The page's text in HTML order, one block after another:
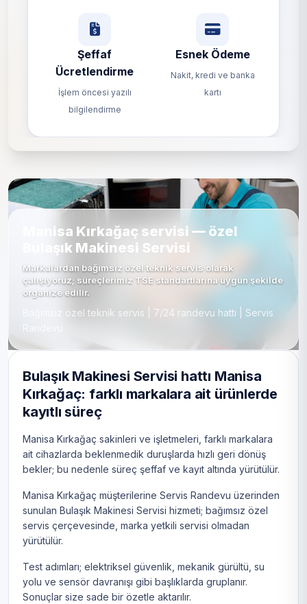
Şeffaf
Ücretlendirme
İşlem öncesi yazılı
bilgilendirme
Esnek Ödeme
Nakit, kredi ve banka
kartı
Manisa Kırkağaç servisi — özel
Bulaşık Makinesi Servisi
Markalardan bağımsız özel teknik servis olarak
çalışıyoruz; süreçlerimiz TSE standartlarına uygun şekilde
organize edilir.
Bağımsız özel teknik servis | 7/24 randevu hattı | Servis
Bulaşık Makinesi Servisi hattı Manisa
Kırkağaç: farklı markalara ait ürünlerde
kayıtlı süreç
Manisa Kırkağaç sakinleri ve işletmeleri, farklı markalara
ait cihazlarda beklenmedik duruşlarda hızlı geri dönüş
bekler; bu nedenle süreç şeffaf ve kayıt altında yürütülür.
Manisa Kırkağaç müşterilerine Servis Randevu üzerinden
sunulan Bulaşık Makinesi Servisi hizmeti; bağımsız özel
servis çerçevesinde, marka yetkili servisi olmadan
yürütülür.
Test adımları; elektriksel güvenlik, mekanik gürültü, su
yolu ve sensör davranışı gibi başlıklarda gruplanır.
Sonuçlar size sade bir özetle aktarılır.